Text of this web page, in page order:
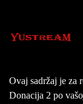
Ovaj sadržaj je za
Donacija 2 po